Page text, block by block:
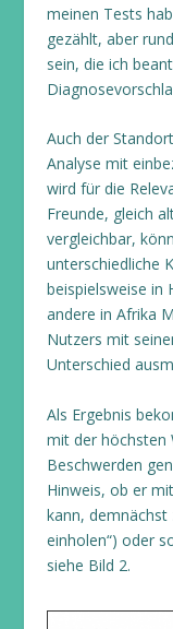
meinen Tests
gezählt, aber
sein, die ich
Auch der
Analyse mit
wird für die
Freunde, gleich
vergleichbar,
unterschiedliche
beispielsweise in
andere in Afrika
Nutzers mit
Unterschied
Als Ergebnis
mit der höchsten
Beschwerden
Hinweis, ob er
kann, demnächst
einholen“) oder
siehe Bild 2.